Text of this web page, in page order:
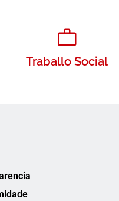
Traballo Social